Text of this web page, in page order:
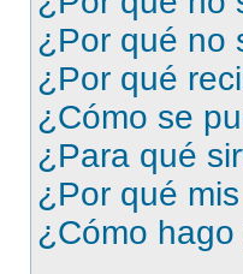
¿Por qué no
¿Por qué
¿Cómo se
¿Para qué
¿Por qué
¿Cómo